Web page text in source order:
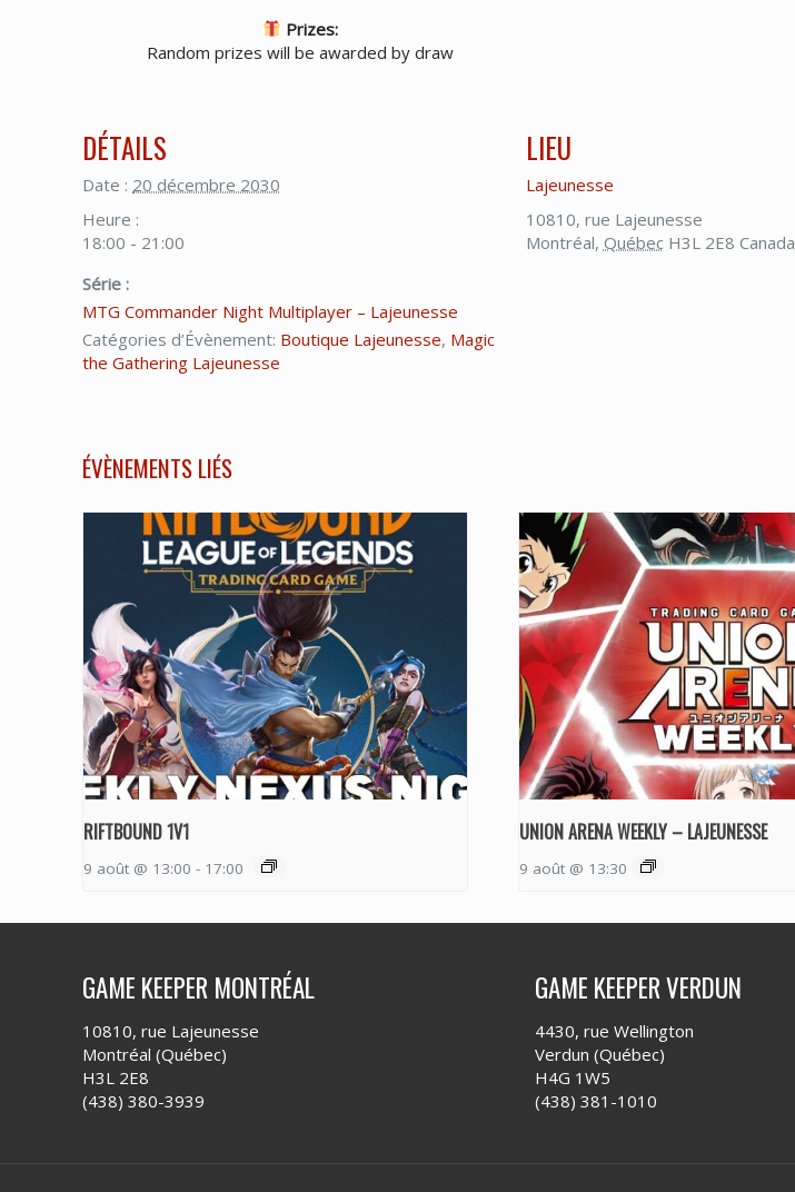
Prizes:
Random prizes will be awarded by draw
DÉTAILS
Date : 20 décembre 2030
Heure :
18:00 - 21:00
Série :
MTG Commander Night Multiplayer – Lajeunesse
Catégories d’Évènement: Boutique Lajeunesse, Magic
the Gathering Lajeunesse
LIEU
Lajeunesse
10810, rue Lajeunesse
Montréal, Québec H3L 2E8 Canada
ÉVÈNEMENTS LIÉS
RIFTBOUND 1V1
9 août @ 13:00 - 17:00
UNION ARENA WEEKLY – LAJEUNESSE
9 août @ 13:30
GAME KEEPER MONTRÉAL
10810, rue Lajeunesse
Montréal (Québec)
H3L 2E8
(438) 380-3939
GAME KEEPER VERDUN
4430, rue Wellington
Verdun (Québec)
H4G 1W5
(438) 381-1010